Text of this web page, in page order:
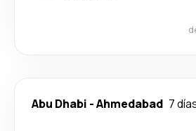
Abu Dhabi -Ahmedabad 7